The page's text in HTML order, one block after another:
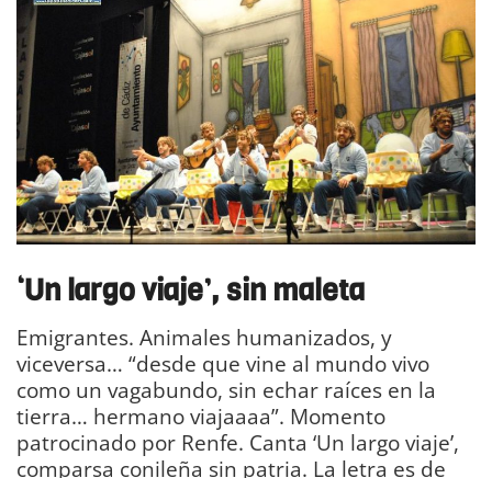
‘Un largo viaje’, sin maleta
Emigrantes. Animales humanizados, y
viceversa… “desde que vine al mundo vivo
como un vagabundo, sin echar raíces en la
tierra… hermano viajaaaa”. Momento
patrocinado por Renfe. Canta ‘Un largo viaje’,
comparsa conileña sin patria. La letra es de